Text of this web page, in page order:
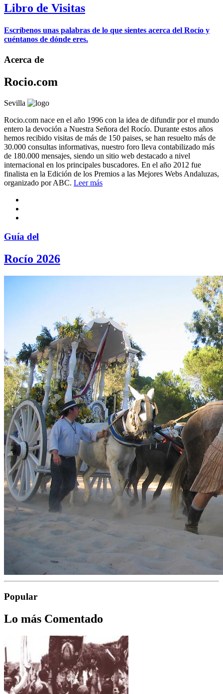
Libro de Visitas
Escríbenos unas palabras de lo que sientes acerca del Rocío y
cuéntanos de dónde eres.
Acerca de
Rocio.com
Sevilla
Rocio.com nace en el año 1996 con la idea de difundir por el mundo
entero la devoción a Nuestra Señora del Rocío. Durante estos años
hemos recibido visitas de más de 150 paises, se han resuelto más de
30.000 consultas informativas, nuestro foro lleva contabilizado más
de 180.000 mensajes, siendo un sitio web destacado a nivel
internacional en los principales buscadores. En el año 2012 fue
finalista en la Edición de los Premios a las Mejores Webs Andaluzas,
organizado por ABC. Leer más
Guía del
Rocío 2026
Popular
Lo más Comentado